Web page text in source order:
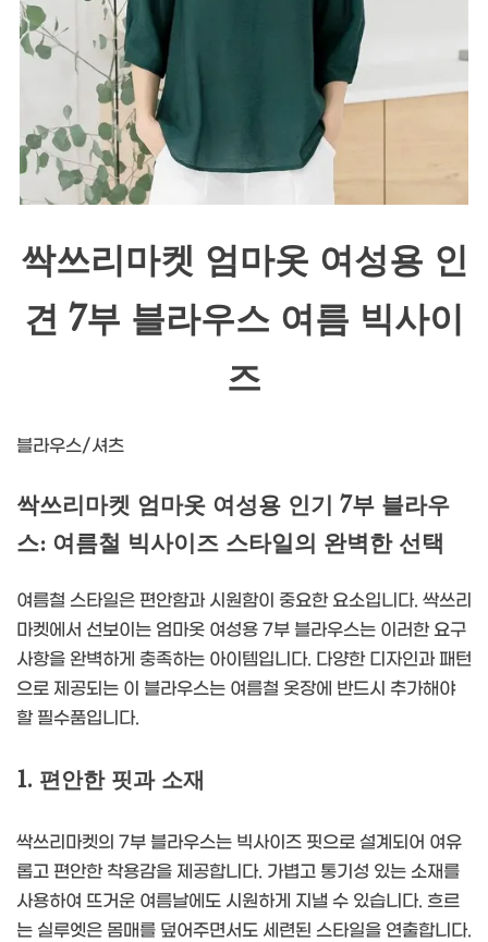
싹쓰리마켓 엄마옷 여성용 인
견 7부 블라우스 여름 빅사이
즈
블라우스/셔츠
싹쓰리마켓 엄마옷 여성용 인기 7부 블라우
스: 여름철 빅사이즈 스타일의 완벽한 선택
여름철 스타일은 편안함과 시원함이 중요한 요소입니다. 싹쓰리
마켓에서 선보이는 엄마옷 여성용 7부 블라우스는 이러한 요구
사항을 완벽하게 충족하는 아이템입니다. 다양한 디자인과 패턴
으로 제공되는 이 블라우스는 여름철 옷장에 반드시 추가해야
할 필수품입니다.
1. 편안한 핏과 소재
싹쓰리마켓의 7부 블라우스는 빅사이즈 핏으로 설계되어 여유
롭고 편안한 착용감을 제공합니다. 가볍고 통기성 있는 소재를
사용하여 뜨거운 여름날에도 시원하게 지낼 수 있습니다. 흐르
는 실루엣은 몸매를 덮어주면서도 세련된 스타일을 연출합니다.